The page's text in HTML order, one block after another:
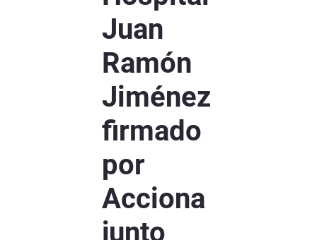
Juan
Ramón
Jiménez
firmado
por
Acciona
junto